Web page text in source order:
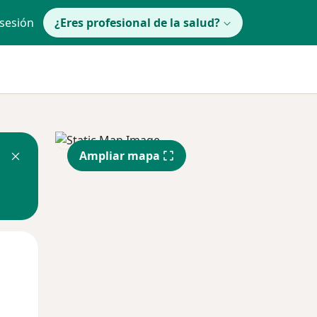
¿Eres profesional de la salud?
Ampliar mapa